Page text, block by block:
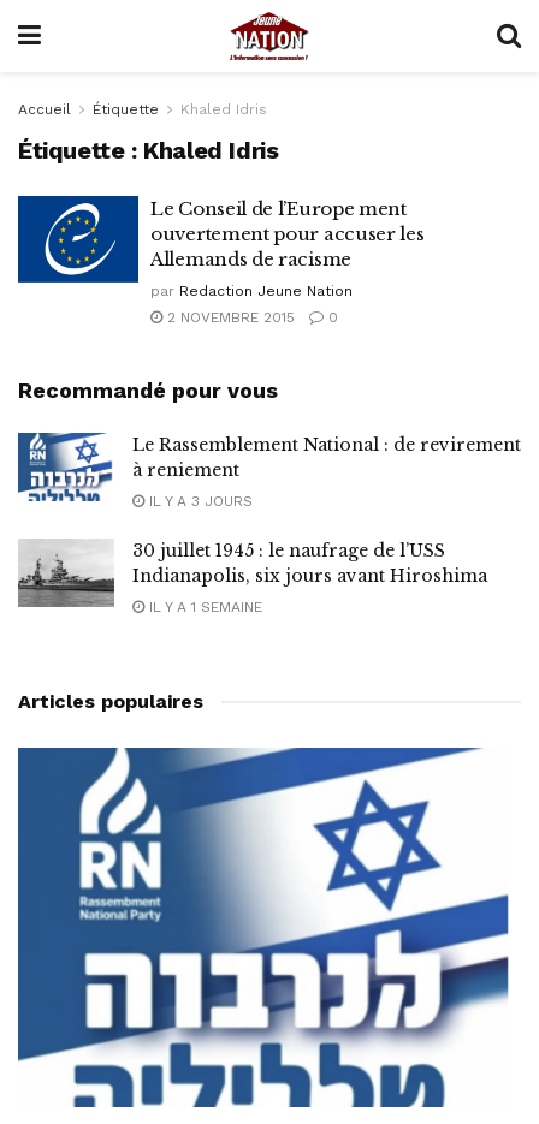
Accueil Étiquette Khaled Idris
Étiquette : Khaled Idris
Le Conseil de l’Europe ment
ouvertement pour accuser les
Allemands de racisme
par Redaction Jeune Nation
2 NOVEMBRE 2015
0
Recommandé pour vous
Le Rassemblement National : de revirement
à reniement
IL Y A 3 JOURS
30 juillet 1945 : le naufrage de l’USS
Indianapolis, six jours avant Hiroshima
IL Y A 1 SEMAINE
Articles populaires